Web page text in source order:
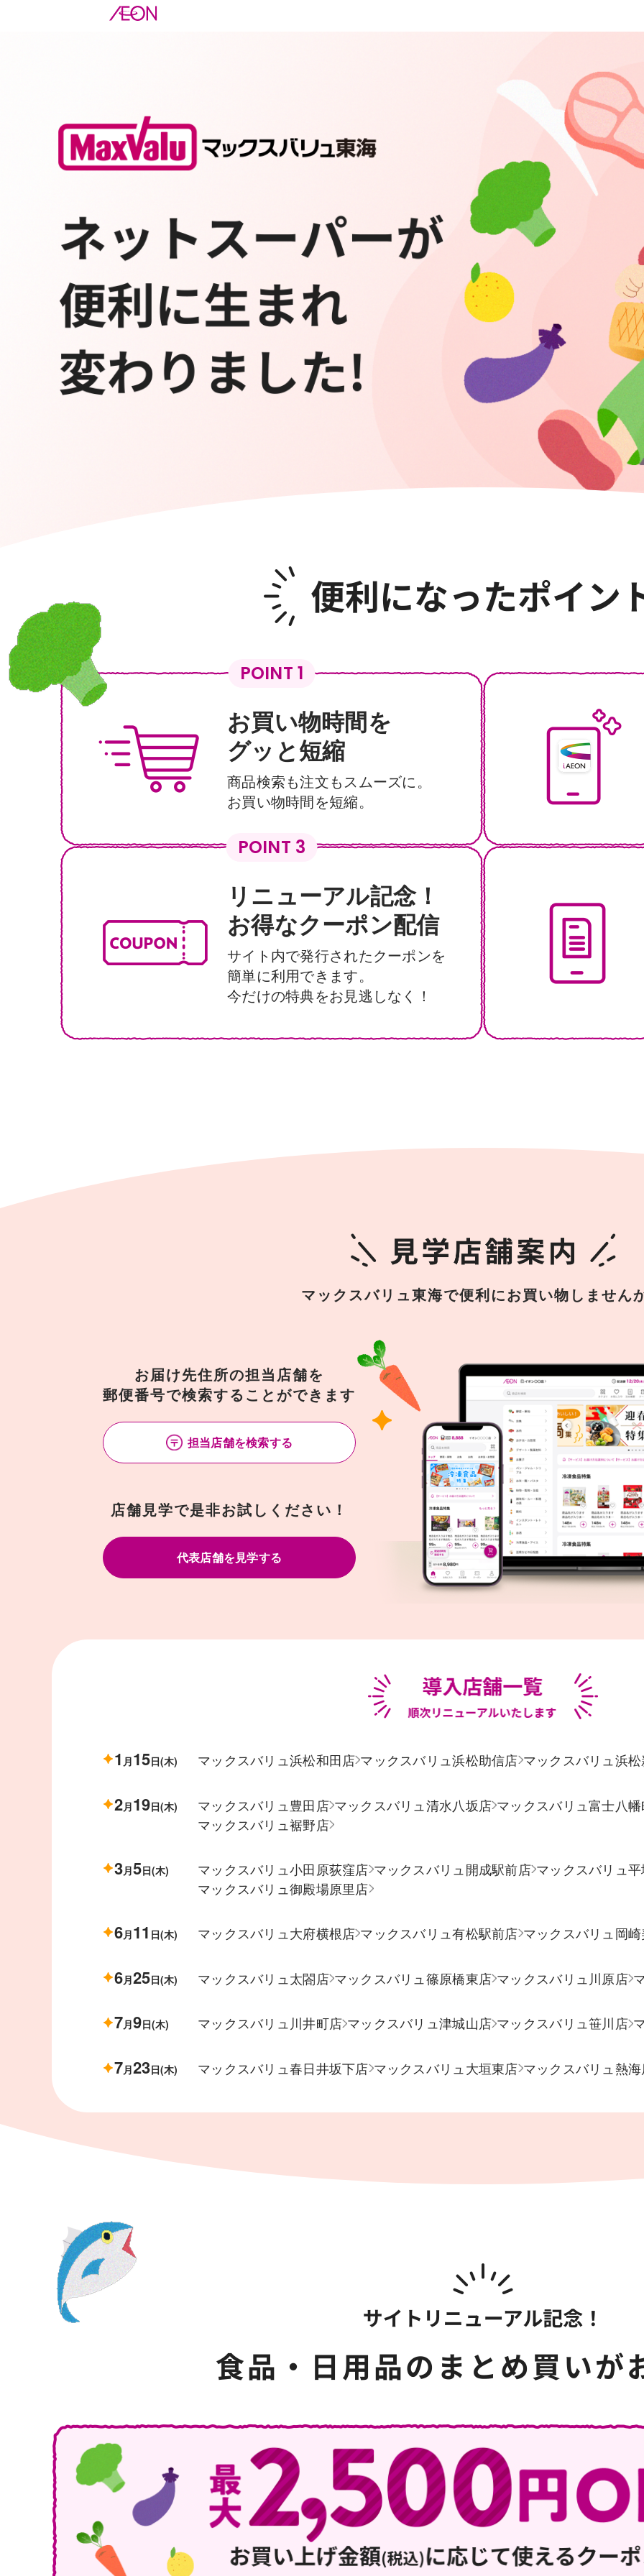
POINT 1
お買い物時間を
グッと短縮
商品検索も注文もスムーズに。
お買い物時間を短縮。
POINT 3
リニューアル記念！
お得なクーポン配信
サイト内で発行されたクーポンを
簡単に利用できます。
今だけの特典をお見逃しなく！
マックスバリュ東海で便利にお買い物しません
お届け先住所の担当店舗を
郵便番号で検索することができます
担当店舗を検索する
店舗見学で是非お試しください！
代表店舗を見学する
1 月15日(木) マックスバリュ浜松和田店 マックスバリュ浜松助信店 マックスバリュ浜
2月19日(木) マックスバリュ豊田店 マックスバリュ清水八坂店 マックスバリュ富士八
マックスバリュ裾野店
3月5日(木) マックスバリュ小田原荻窪店 マックスバリュ開成駅前店 マックスバリュ
マックスバリュ御殿場原里店
6月11 日(木) マックスバリュ大府横根店 マックスバリュ有松駅前店 マックスバリュ岡
6月25日(木) マックスバリュ太閤店 マックスバリュ篠原橋東店 マックスバリュ川原店
7月9日(木) マックスバリュ川井町店 マックスバリュ津城山店 マックスバリュ笹川店
7月23日(木) マックスバリュ春日井坂下店 マックスバリュ大垣東店 マックスバリュ熱